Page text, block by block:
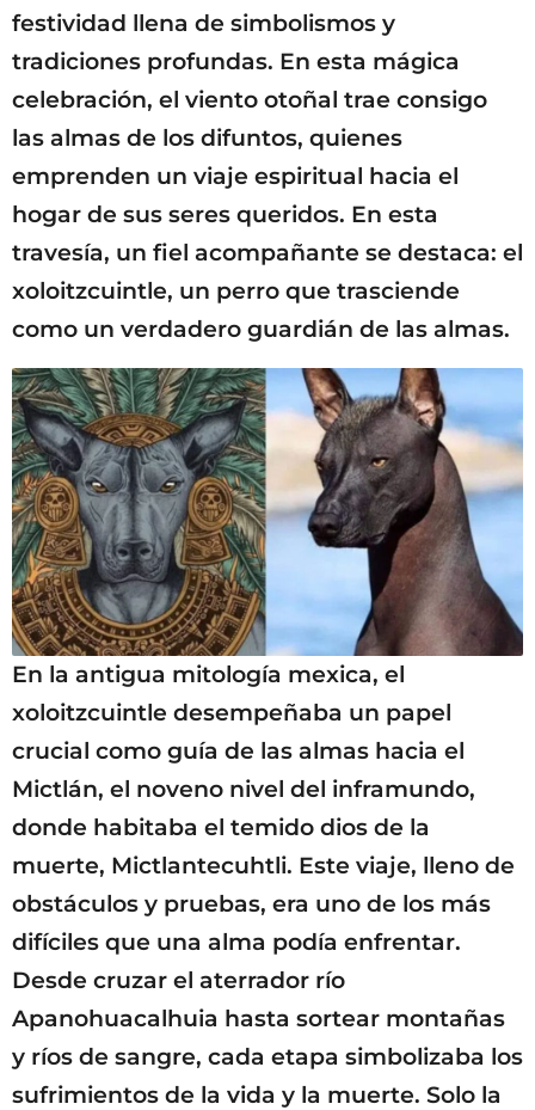
festividad llena de simbolismos y
tradiciones profundas. En esta mágica
celebración, el viento otoñal trae consigo
las almas de los difuntos, quienes
emprenden un viaje espiritual hacia el
hogar de sus seres queridos. En esta
travesía, un fiel acompañante se destaca: el
xoloitzcuintle, un perro que trasciende
como un verdadero guardián de las almas.
En la antigua mitología mexica, el
xoloitzcuintle desempeñaba un papel
crucial como guía de las almas hacia el
Mictlán, el noveno nivel del inframundo,
donde habitaba el temido dios de la
muerte, Mictlantecuhtli. Este viaje, lleno de
obstáculos y pruebas, era uno de los más
difíciles que una alma podía enfrentar.
Desde cruzar el aterrador río
Apanohuacalhuia hasta sortear montañas
y ríos de sangre, cada etapa simbolizaba los
sufrimientos de la vida y la muerte. Solo la